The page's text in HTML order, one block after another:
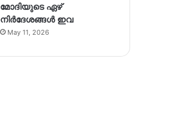
മോദിയുടെ ഏഴ്
നിര്‍ദേശങ്ങള്‍ ഇവ
May 11, 2026